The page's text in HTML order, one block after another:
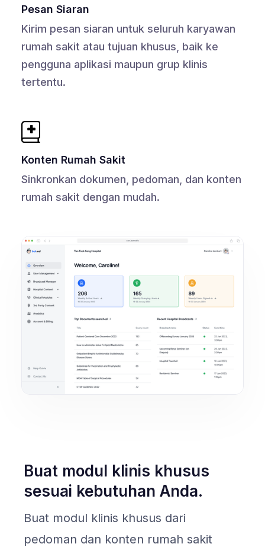
Pesan Siaran
Kirim pesan siaran untuk seluruh karyawan
rumah sakit atau tujuan khusus, baik ke
pengguna aplikasi maupun grup klinis
tertentu.
Konten Rumah Sakit
Sinkronkan dokumen, pedoman, dan konten
rumah sakit dengan mudah.
Buat modul klinis khusus
sesuai kebutuhan Anda.
Buat modul klinis khusus dari
pedoman dan konten rumah sakit